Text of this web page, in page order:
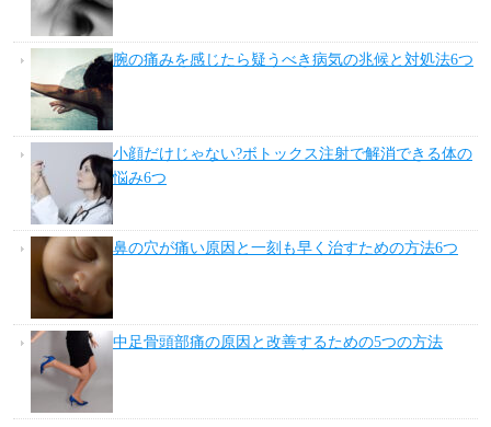
腕の痛みを感じたら疑うべき病気の兆候と対処法6つ
小顔だけじゃない?ボトックス注射で解消できる体の
悩み6つ
鼻の穴が痛い原因と一刻も早く治すための方法6つ
中足骨頭部痛の原因と改善するための5つの方法